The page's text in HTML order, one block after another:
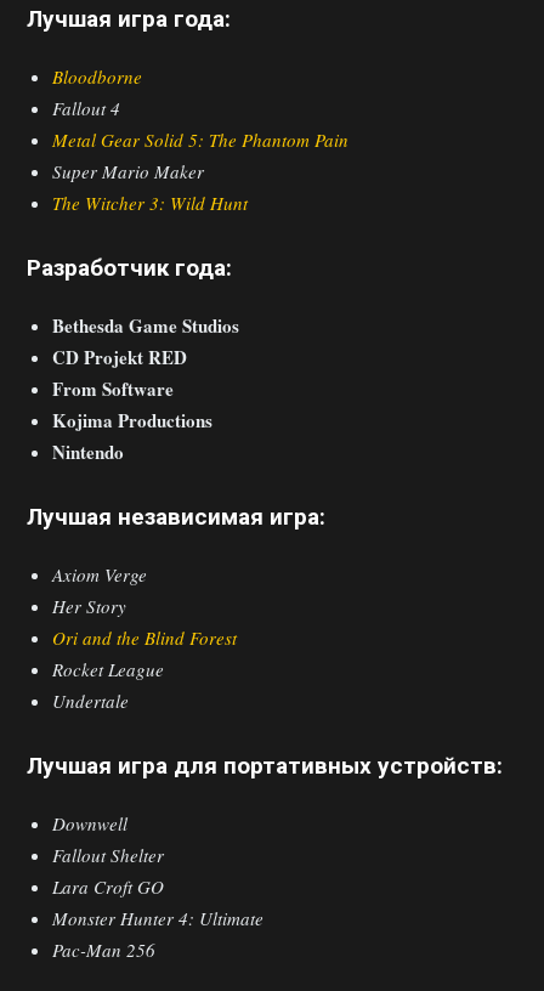
Лучшая игра года:
Bloodborne
Fallout 4
Metal Gear Solid 5: The Phantom Pain
Super Mario Maker
The Witcher 3: Wild Hunt
Разработчик года:
Bethesda Game Studios
CD Projekt RED
From Software
Kojima Productions
Nintendo
Лучшая независимая игра:
Axiom Verge
Her Story
Ori and the Blind Forest
Rocket League
Undertale
Лучшая игра для портативных устройств:
Downwell
Fallout Shelter
Lara Croft GO
Monster Hunter 4: Ultimate
Pac-Man 256